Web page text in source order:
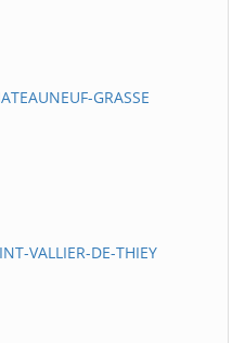
GRASSE
VALLIER-DE-THIEY